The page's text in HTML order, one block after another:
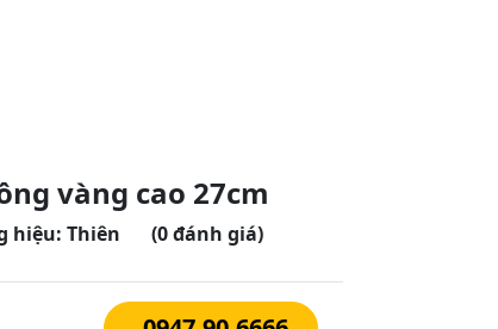
vàng cao 27cm
hiệu: Thiên
(0 đánh giá)